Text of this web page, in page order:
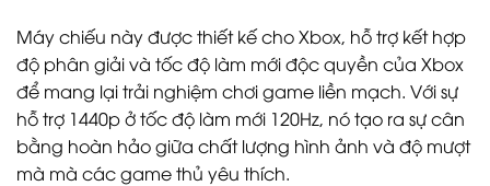
Máy chiếu này được thiết kế cho Xbox, hỗ trợ kết hợp
độ phân giải và tốc độ làm mới độc quyền của Xbox
để mang lại trải nghiệm chơi game liền mạch. Với sự
hỗ trợ 1440p ở tốc độ làm mới 120Hz, nó tạo ra sự cân
bằng hoàn hảo giữa chất lượng hình ảnh và độ mượt
mà mà các game thủ yêu thích.